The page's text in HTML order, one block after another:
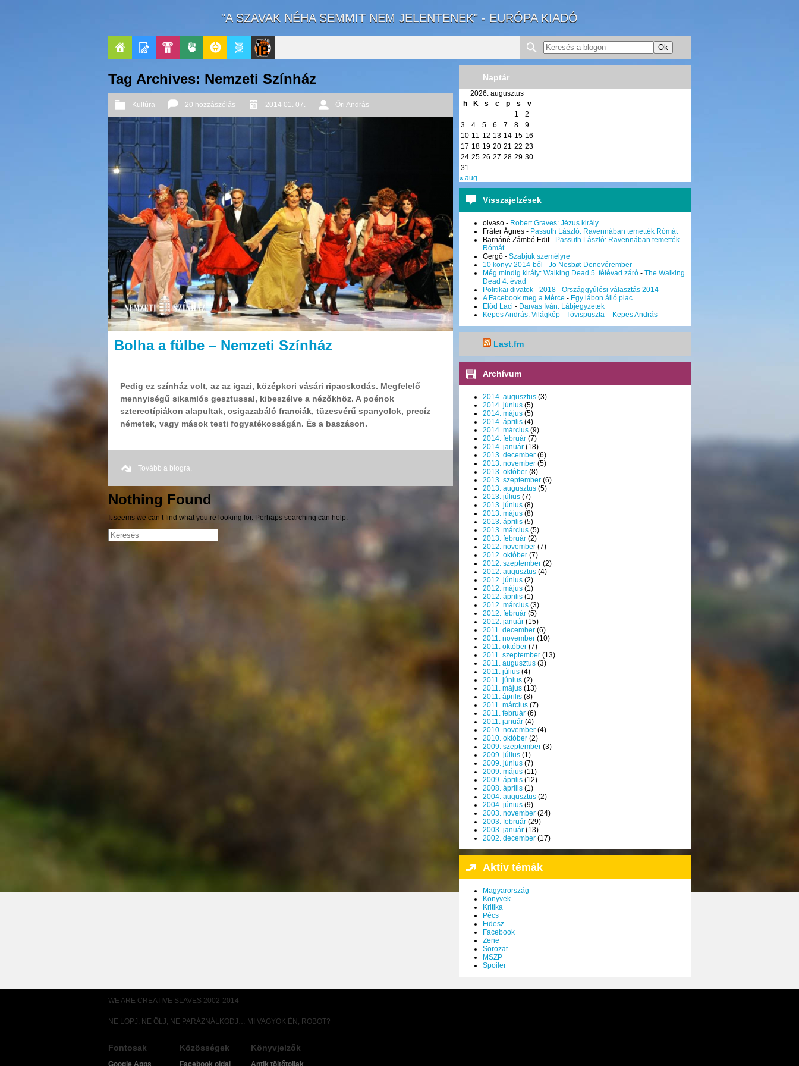
"A SZAVAK NÉHA SEMMIT NEM JELENTENEK" - EURÓPA KIADÓ
Kult Patito
Journal
Tag Archives: Nemzeti Színház
Kultúra 20 hozzászólás 2014 01. 07. Őri András
Bolha a fülbe – Nemzeti Színház
Pedig ez színház volt, az az igazi, középkori vásári ripacskodás. Megfelelő
mennyiségű sikamlós gesztussal, kibeszélve a nézőkhöz. A poénok
sztereotípiákon alapultak, csigazabáló franciák, tüzesvérű spanyolok, precíz
németek, vagy mások testi fogyatékosságán. És a baszáson.
Tovább a blogra.
Nothing Found
It seems we can’t find what you’re looking for. Perhaps searching can help.
Naptár
2026. augusztus
h
K s c p s
v
1
2
3
4 5 6 7 8
9
10 11 12 13 14 15 16
17 18 19 20 21 22 23
24 25 26 27 28 29 30
31
« aug
Visszajelzések
olvaso - Robert Graves: Jézus király
Fráter Ágnes - Passuth László: Ravennában temették Rómát
Barnáné Zámbó Edit- Passuth László: Ravennában temették
Rómát
Gergő - Szabjuk személyre
10 könyv 2014-ből - Jo Nesbø: Denevérember
Még mindig király: Walking Dead 5. félévad záró - The Walking
Dead 4. évad
Politikai divatok - 2018 - Országgyűlési választás 2014
A Facebook meg a Mérce - Egy lábon álló piac
Előd Laci - Darvas Iván: Lábjegyzetek
Kepes András: Világkép - Tövispuszta – Kepes András
Last.fm
Archívum
2014. augusztus (3)
2014. június (5)
2014. május (5)
2014. április (4)
2014. március (9)
2014. február (7)
2014. január (18)
2013. december (6)
2013. november (5)
2013. október (8)
2013. szeptember (6)
2013. augusztus (5)
2013. július (7)
2013. június (8)
2013. május (8)
2013. április (5)
2013. március (5)
2013. február (2)
2012. november (7)
2012. október (7)
2012. szeptember (2)
2012. augusztus (4)
2012. június (2)
2012. május (1)
2012. április (1)
2012. március (3)
2012. február (5)
2012. január (15)
2011. december (6)
2011. november (10)
2011. október (7)
2011. szeptember (13)
2011. augusztus (3)
2011. július (4)
2011. június (2)
2011. május (13)
2011. április (8)
2011. március (7)
2011. február (6)
2011. január (4)
2010. november (4)
2010. október (2)
2009. szeptember (3)
2009. július (1)
2009. június (7)
2009. május (11)
2009. április (12)
2008. április (1)
2004. augusztus (2)
2004. június (9)
2003. november (24)
2003. február (29)
2003. január (13)
2002. december (17)
Aktív témák
Magyarország
Könyvek
Kritika
Pécs
Fidesz
Facebook
Zene
Sorozat
MSZP
Spoiler
WE ARE CREATIVE SLAVES 2002-2014
NE LOPJ, NE ÖLJ, NE PARÁZNÁLKODJ… MI VAGYOK ÉN, ROBOT?
Fontosak
Google Apps
Közösségek
Facebook oldal
Könyvjelzők
Antik töltőtollak